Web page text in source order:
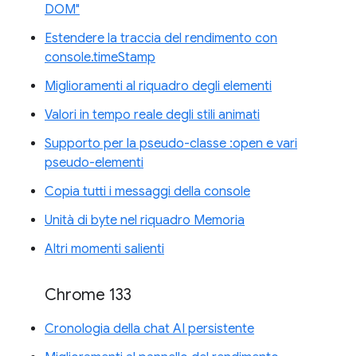
DOM"
Estendere la traccia del rendimento con
console.timeStamp
Miglioramenti al riquadro degli elementi
Valori in tempo reale degli stili animati
Supporto per la pseudo-classe :open e vari
pseudo-elementi
Copia tutti i messaggi della console
Unità di byte nel riquadro Memoria
Altri momenti salienti
Chrome 133
Cronologia della chat AI persistente